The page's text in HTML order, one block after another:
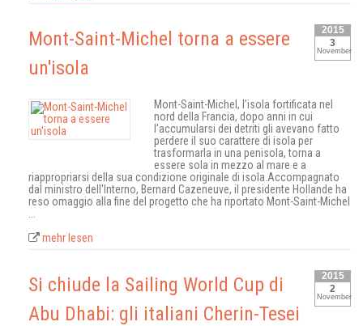
2015
3
November
Mont-Saint-Michel torna a essere
un'isola
Mont-Saint-Michel, l’isola fortificata nel
nord della Francia, dopo anni in cui
l’accumularsi dei detriti gli avevano fatto
perdere il suo carattere di isola per
trasformarla in una penisola, torna a
essere sola in mezzo al mare e a
riappropriarsi della sua condizione originale di isola.Accompagnato
dal ministro dell'Interno, Bernard Cazeneuve, il presidente Hollande ha
reso omaggio alla fine del progetto che ha riportato Mont-Saint-Michel
...
mehr lesen
2015
2
November
Si chiude la Sailing World Cup di
Abu Dhabi: gli italiani Cherin-Tesei